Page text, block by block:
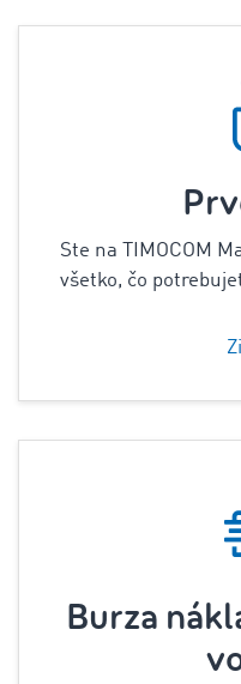
Ste na TIMOCOM
všetko, čo
Burza